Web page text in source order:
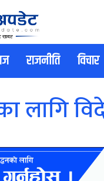
राजनीति विचार